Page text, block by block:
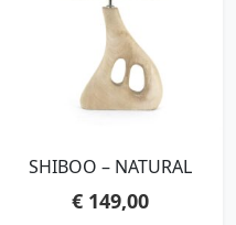
SHIBOO – NATURAL
€ 149,00